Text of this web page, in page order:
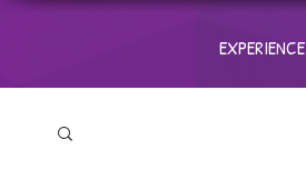
EXPERIENCE